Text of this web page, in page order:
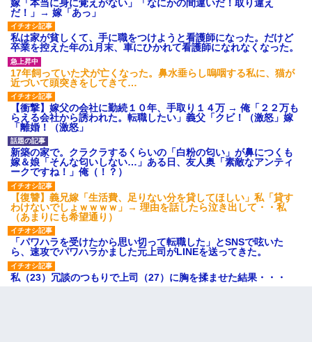
嫁「本当に身に覚えがない」「なにかの間違いだ！取り違え
だ！」→ 嫁「あっ」
私は家が貧しくて、手に職をつけようと看護師になった。だけど
卒業を控えた年の1月末、車にひかれて看護師になれなくなった。
17年飼っていた犬が亡くなった。鼻水垂らし嗚咽する私に、猫が
近づいて頭突きをしてきて…
【衝撃】嫁父の会社に勤続１０年、手取り１４万 → 俺「２２万も
らえる会社から誘われた。転職したい」義父「クビ！（激怒」嫁
「離婚！（激怒」
新築の家で。クラクラするくらいの「白粉の匂い」が鼻につくも
嫁＆娘「そんな匂いしない…」ある日、友人奥「素敵なアンティ
ークですね！」俺（！？）
【復讐】義兄嫁「生活費、足りない分を貸してほしい」私「貸す
わけないでしょｗｗｗｗ」→ 理由を話したら泣き出して・・私
（あまりにも希望通り）
「パワハラを受けたから思い切って転職した」とSNSで呟いた
ら、速攻でパワハラかました元上司がLINEを送ってきた。
私（23）冗談のつもりで上司（27）に胸を揉ませた結果・・・